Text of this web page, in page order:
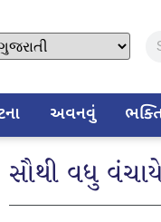
અવનવું
સૌથી વધુ